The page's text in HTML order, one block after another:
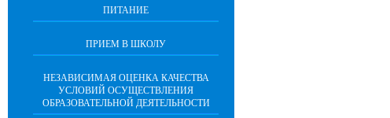
ПИТАНИЕ
ПРИЕМ В ШКОЛУ
НЕЗАВИСИМАЯ ОЦЕНКА КАЧЕСТВА
УСЛОВИЙ ОСУЩЕСТВЛЕНИЯ
ОБРАЗОВАТЕЛЬНОЙ ДЕЯТЕЛЬНОСТИ